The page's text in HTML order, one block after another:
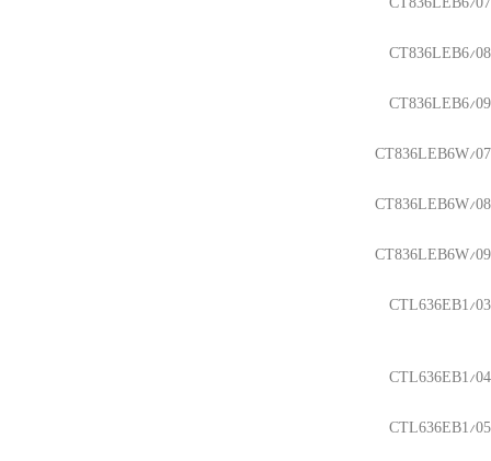
CT836LEB6/08
CT836LEB6/09
CT836LEB6W/07
CT836LEB6W/08
CT836LEB6W/09
CTL636EB1/03
CTL636EB1/04
CTL636EB1/05